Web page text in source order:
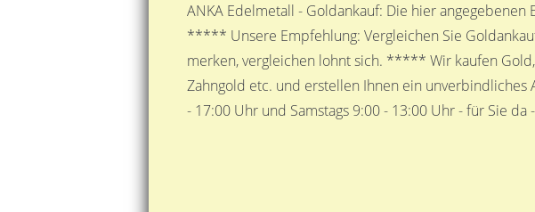
ANKA Edelmetall - Goldankauf: Die hier
***** Unsere Empfehlung: Vergleichen Sie
merken, vergleichen lohnt sich. ***** Wir kaufen
Zahngold etc. und erstellen Ihnen ein
- 17:00 Uhr und Samstags 9:00 - 13:00 Uhr - für Sie